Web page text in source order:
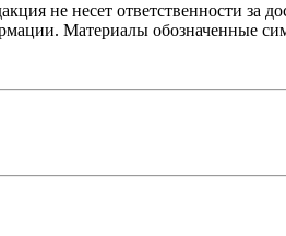
не несет ответственности
Материалы обозначенные